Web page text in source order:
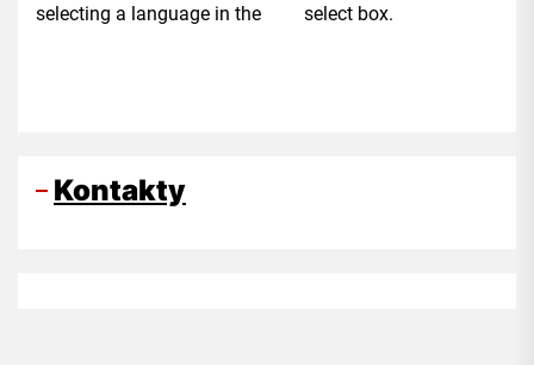
selecting a language in the select box.
Kontakty